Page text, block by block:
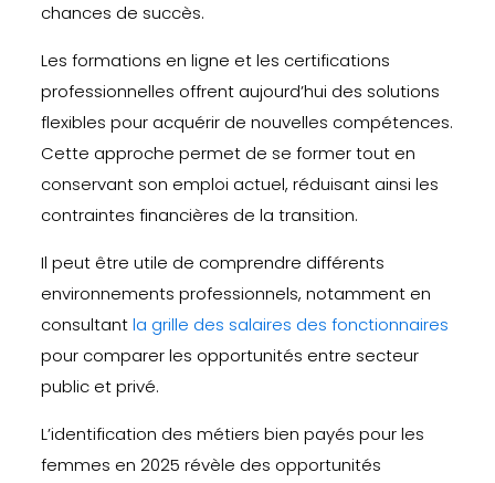
chances de succès.
Les formations en ligne et les certifications
professionnelles offrent aujourd’hui des solutions
flexibles pour acquérir de nouvelles compétences.
Cette approche permet de se former tout en
conservant son emploi actuel, réduisant ainsi les
contraintes financières de la transition.
Il peut être utile de comprendre différents
environnements professionnels, notamment en
consultantla grille des salaires des fonctionnaires
pour comparer les opportunités entre secteur
public et privé.
L’identification des métiers bien payés pour les
femmes en 2025 révèle des opportunités